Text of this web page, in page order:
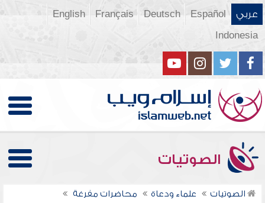
عربي Español
Deutsch
Français
English
Indonesia
الصوتيات
الصوتيات علماء ودعاة
محاضرات مفرغة